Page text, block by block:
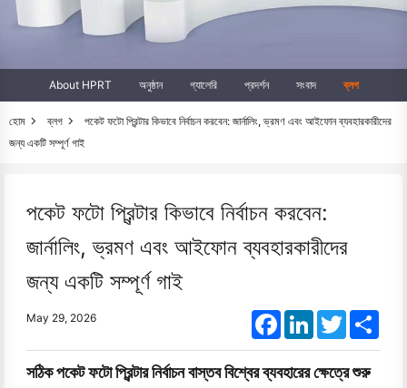
About HPRT অনুষ্ঠান গ্যালেরি প্রদর্শন সংবাদ ব্লগ
হোম ব্লগ
পকেট ফটো প্রিন্টার কিভাবে নির্বাচন করবেন: জার্নালিং, ভ্রমণ এবং আইফোন ব্যবহারকারীদের
জন্য একটি সম্পূর্ণ গাই
পকেট ফটো প্রিন্টার কিভাবে নির্বাচন করবেন:
জার্নালিং, ভ্রমণ এবং আইফোন ব্যবহারকারীদের
জন্য একটি সম্পূর্ণ গাই
May 29, 2026 FacebookLinkedInTwitter
সঠিক পকেট ফটো প্রিন্টার নির্বাচন বাস্তব বিশ্বের ব্যবহারের ক্ষেত্রে শুরু